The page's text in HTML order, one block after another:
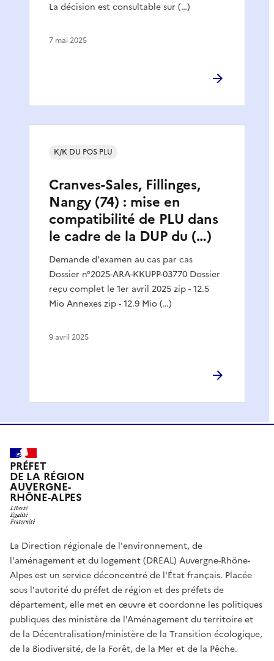
La décision est consultable sur (…)
7 mai 2025
Cranves-Sales, Fillinges,
Nangy (74) : mise en
compatibilité de PLU dans
le cadre de la DUP du (…)
Demande d'examen au cas par cas
Dossier n°2025-ARA-KKUPP-03770 Dossier
reçu complet le 1er avril 2025 zip - 12.5
Mio Annexes zip - 12.9 Mio (…)
K/K DU POS PLU
9 avril 2025
PRÉFET
DE LA RÉGION
AUVERGNE-
RHÔNE-ALPES
La Direction régionale de l'environnement, de
l'aménagement et du logement (DREAL) Auvergne-Rhône-
Alpes est un service déconcentré de l'État français. Placée
sous l'autorité du préfet de région et des préfets de
département, elle met en œuvre et coordonne les politiques
publiques des ministère de l'Aménagement du territoire et
de la Décentralisation/ministère de la Transition écologique,
de la Biodiversité, de la Forêt, de la Mer et de la Pêche.